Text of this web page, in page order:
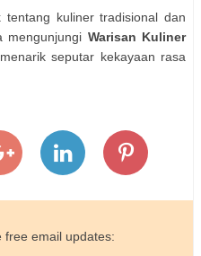
kuliner tradisional dan
mengunjungi Warisan Kuliner
seputar kekayaan rasa
free email updates: